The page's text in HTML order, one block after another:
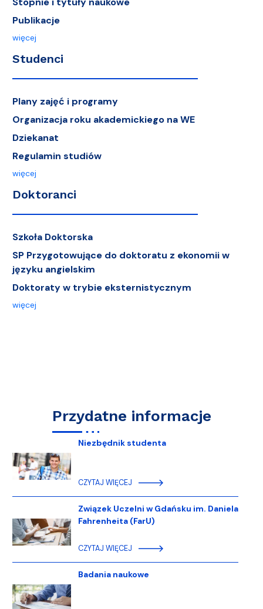
Publikacje
więcej
Studenci
Plany zajęć i programy
Organizacja roku akademickiego na WE
Dziekanat
Regulamin studiów
więcej
Doktoranci
Szkoła Doktorska
SP Przygotowujące do doktoratu z ekonomii w
języku angielskim
Doktoraty w trybie eksternistycznym
więcej
Przydatne informacje
Niezbędnik studenta
CZYTAJ WIĘCEJ
Związek Uczelni w Gdańsku im. Daniela
Fahrenheita (FarU)
CZYTAJ WIĘCEJ
Badania naukowe